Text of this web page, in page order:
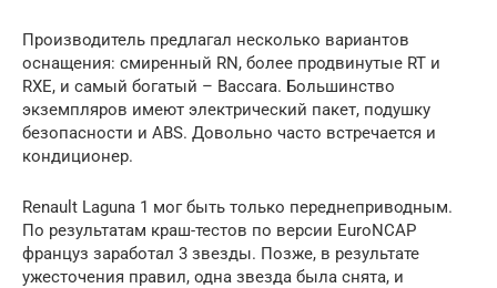
Производитель предлагал несколько вариантов
оснащения: смиренный RN, более продвинутые RT и
RXE, и самый богатый – Baccara. Большинство
экземпляров имеют электрический пакет, подушку
безопасности и ABS. Довольно часто встречается и
кондиционер.
Renault Laguna 1 мог быть только переднеприводным.
По результатам краш-тестов по версии EuroNCAP
француз заработал 3 звезды. Позже, в результате
ужесточения правил, одна звезда была снята, и